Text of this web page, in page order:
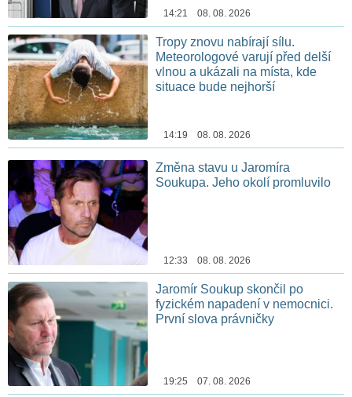
14:21 08. 08. 2026
Tropy znovu nabírají sílu.
Meteorologové varují před delší
vlnou a ukázali na místa, kde
situace bude nejhorší
14:19 08. 08. 2026
Změna stavu u Jaromíra
Soukupa. Jeho okolí promluvilo
12:33 08. 08. 2026
Jaromír Soukup skončil po
fyzickém napadení v nemocnici.
První slova právničky
19:25 07. 08. 2026